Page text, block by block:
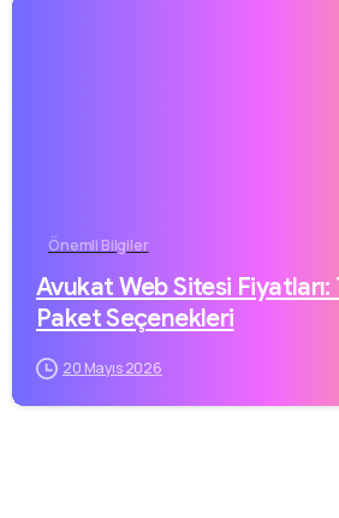
Önemli Bilgiler
Avukat Web Sitesi Fiyatları:
Paket Seçenekleri
20 Mayıs 2026